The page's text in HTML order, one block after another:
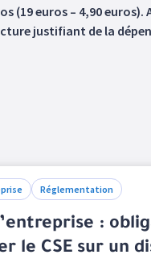
(19 euros – 4,90
justifiant de la
Réglementation
:
le CSE sur un